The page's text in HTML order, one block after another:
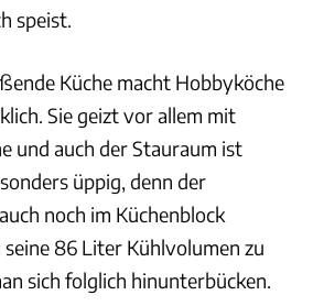
speist.
Küche macht Hobbyköche
Sie geizt vor allem mit
und auch der Stauraum ist
üppig, denn der
noch im Küchenblock
86 Liter Kühlvolumen zu
sich folglich hinunterbücken.